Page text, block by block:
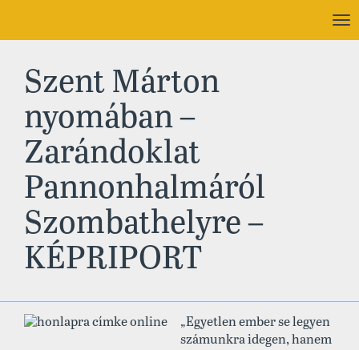
Szent Márton
nyomában –
Zarándoklat
Pannonhalmáról
Szombathelyre –
KÉPRIPORT
„Egyetlen ember se legyen
számunkra idegen, hanem